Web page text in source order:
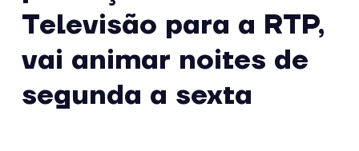
Televisão para a RTP,
vai animar noites de
segunda a sexta